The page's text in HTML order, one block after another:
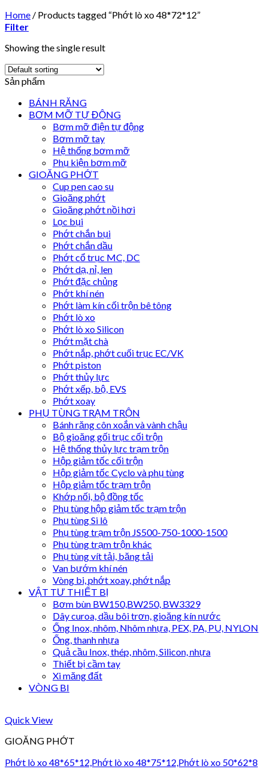
Home / Products tagged “Phớt lò xo 48*72*12”
Filter
Showing the single result
Sản phẩm
BÁNH RĂNG
BƠM MỠ TỰ ĐỘNG
Bơm mỡ điện tự động
Bơm mỡ tay
Hệ thống bơm mỡ
Phụ kiện bơm mỡ
GIOĂNG PHỚT
Cup pen cao su
Gioăng phớt
Gioăng phớt nồi hơi
Lọc bụi
Phớt chắn bụi
Phớt chắn dầu
Phớt cổ trục MC, DC
Phớt dạ, nỉ, len
Phớt đặc chủng
Phớt khí nén
Phớt làm kín cối trộn bê tông
Phớt lò xo
Phớt lò xo Silicon
Phớt mặt chà
Phớt nắp, phớt cuối trục EC/VK
Phớt piston
Phớt thủy lực
Phớt xếp, bộ, EVS
Phớt xoay
PHỤ TÙNG TRẠM TRỘN
Bánh răng côn xoắn và vành chậu
Bộ gioăng gối trục cối trộn
Hệ thống thủy lực trạm trộn
Hộp giảm tốc cối trộn
Hộp giảm tốc Cyclo và phụ tùng
Hộp giảm tốc trạm trộn
Khớp nối, bộ đồng tốc
Phụ tùng hộp giảm tốc trạm trộn
Phụ tùng Si lô
Phụ tùng trạm trộn JS500-750-1000-1500
Phụ tùng trạm trộn khác
Phụ tùng vít tải, băng tải
Van bướm khí nén
Vòng bi, phớt xoay, phớt nắp
VẬT TƯ THIẾT BỊ
Bơm bùn BW150,BW250, BW3329
Dây curoa, dầu bôi trơn, gioăng kín nước
Ống Inox, nhôm, Nhôm nhựa, PEX, PA, PU, NYLON
Ống, thanh nhựa
Quả cầu Inox, thép, nhôm, Silicon, nhựa
Thiết bị cầm tay
Xi măng đất
VÒNG BI
Quick View
GIOĂNG PHỚT
Phớt lò xo 48*65*12,Phớt lò xo 48*75*12,Phớt lò xo 50*62*8